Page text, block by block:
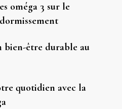
oméga 3 sur le
bien-être durable au
quotidien avec la